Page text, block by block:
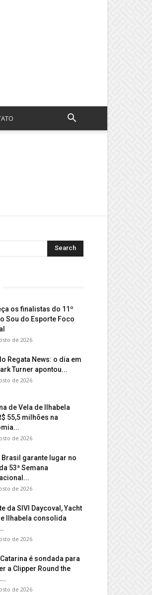
os finalistas do 11º
Sou do Esporte Foco
de 2026
Regata News: o dia em
Turner apontou...
de 2026
de Vela de Ilhabela
55,5 milhões na
de 2026
Brasil garante lugar no
53ª Semana
de 2026
da SIVI Daycoval, Yacht
Ilhabela consolida
de 2026
é sondada para
a Clipper Round the
de 2026